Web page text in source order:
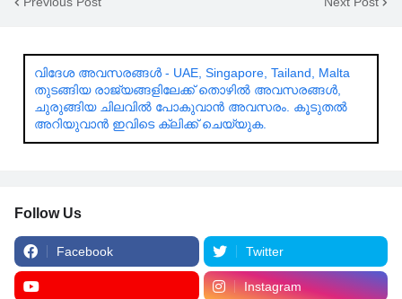
വിദേശ അവസരങ്ങൾ - UAE, Singapore, Tailand, Malta
തുടങ്ങിയ രാജ്യങ്ങളിലേക്ക് തൊഴിൽ അവസരങ്ങൾ,
ചുരുങ്ങിയ ചിലവിൽ പോകുവാൻ അവസരം. കൂടുതൽ
അറിയുവാൻ ഇവിടെ ക്ലിക്ക് ചെയ്യുക.
Follow Us
Facebook Twitter
Instagram